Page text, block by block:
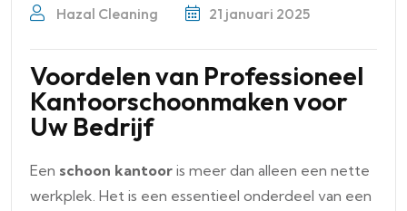
Hazal Cleaning 21 januari 2025
Voordelen van Professioneel
Kantoorschoonmaken voor
Uw Bedrijf
Een schoon kantoor is meer dan alleen een nette
werkplek. Het is een essentieel onderdeel van een